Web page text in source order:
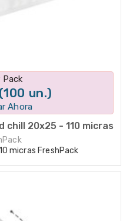
1 variantes
Pack
un.)
Ahora
chill 20x25 - 110 micras
micras FreshPack